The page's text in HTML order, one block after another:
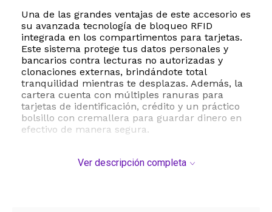
Una de las grandes ventajas de este accesorio es
su avanzada tecnología de bloqueo RFID
integrada en los compartimentos para tarjetas.
Este sistema protege tus datos personales y
bancarios contra lecturas no autorizadas y
clonaciones externas, brindándote total
tranquilidad mientras te desplazas. Además, la
cartera cuenta con múltiples ranuras para
tarjetas de identificación, crédito y un práctico
bolsillo con cremallera para guardar dinero en
efectivo de manera segura.
tecnología de carga inalámbrica y accesorios
Ver descripción completa